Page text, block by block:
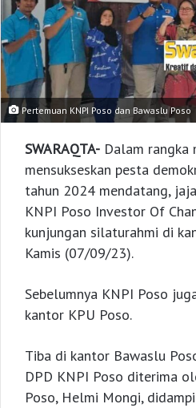
Pertemuan KNPI Poso dan Bawaslu Poso
SWARAQTA- Dalam rangka
mensukseskan pesta
tahun 2024 mendatang,
KNPI Poso Investor Of
kunjungan silaturahmi di
Kamis (07/09/23).
Sebelumnya KNPI Poso
kantor KPU Poso.
Tiba di kantor Bawaslu
DPD KNPI Poso diterima
Poso, Helmi Mongi,